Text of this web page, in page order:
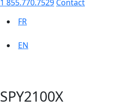
1 855.770.7529 Contact
FR
EN
SPY2100X